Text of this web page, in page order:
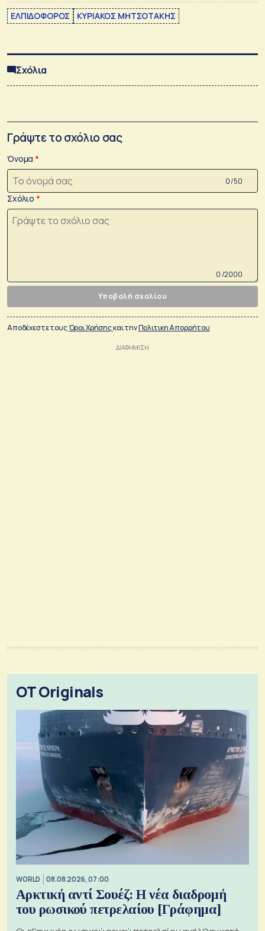
ΕΛΠΙΔΟΦΟΡΟΣ ΚΥΡΙΑΚΟΣ ΜΗΤΣΟΤΑΚΗΣ
Σχόλια
Γράψτε το σχόλιο σας
Όνομα
0 /50
Σχόλιο
0 /2000
Υποβολή σχολίου
Αποδέχεστε τουςΌροι Χρήσηςκαι τηνΠολιτικη Απορρήτου
OT Originals
WORLD 08.08.2026, 07:00
Αρκτική αντί Σουέζ: Η νέα διαδρομή
του ρωσικού πετρελαίου [Γράφημα]